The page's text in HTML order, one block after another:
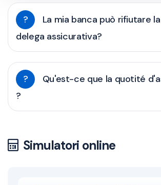
?
La mia banca può rifiutare
delega assicurativa?
?
Qu'est-ce que la quotité
?
Simulatori online